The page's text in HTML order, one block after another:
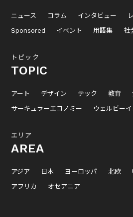
ニュース コラム インタビュー
Sponsored
イベント 用語集 社
トピック
TOPIC
アート デザイン テック 教育
サーキュラーエコノミー
ウェルビー
エリア
AREA
アジア 日本 ヨーロッパ 北欧
アフリカ
オセアニア